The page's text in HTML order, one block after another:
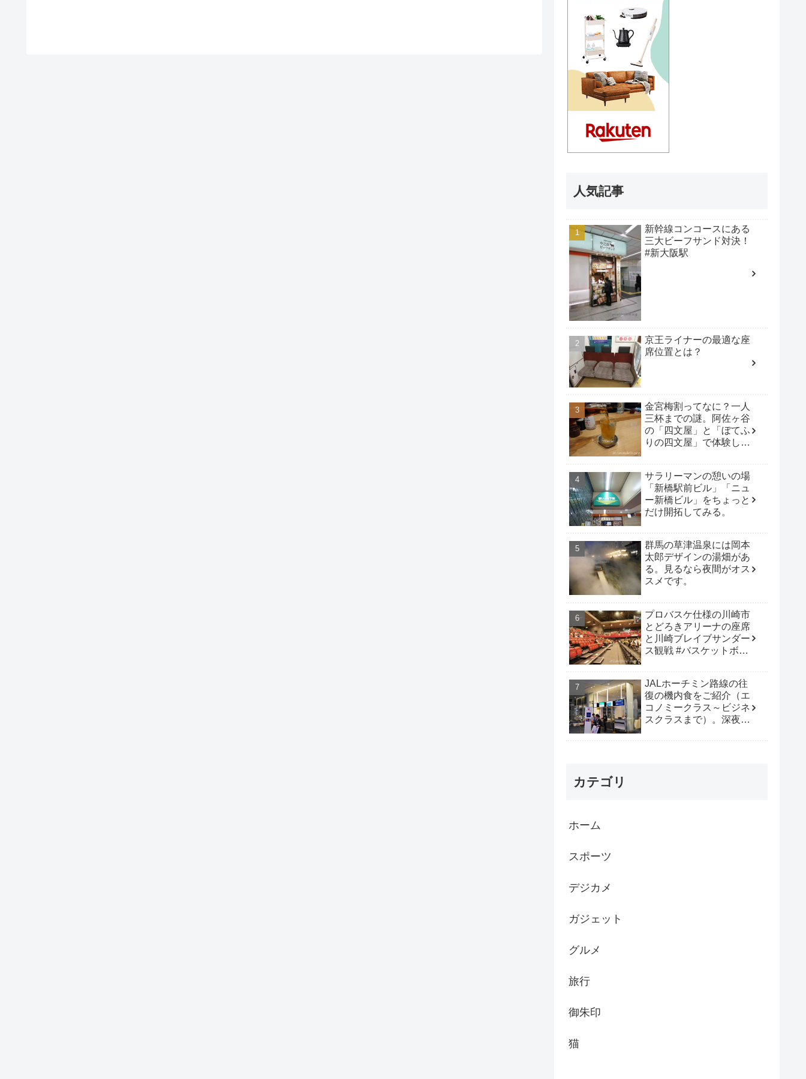
人気記事
新幹線コンコースにある
三大ビーフサンド対決！
#新大阪駅
京王ライナーの最適な座
席位置とは？
金宮梅割ってなに？一人
三杯までの謎。阿佐ヶ谷
の「四文屋」と「ぼてふ
りの四文屋」で体験して
サラリーマンの憩いの場
「新橋駅前ビル」「ニュ
ー新橋ビル」をちょっと
だけ開拓してみる。
群馬の草津温泉には岡本
太郎デザインの湯畑があ
る。見るなら夜間がオス
スメです。
プロバスケ仕様の川崎市
とどろきアリーナの座席
と川崎ブレイブサンダー
ス観戦 #バスケットボー
JALホーチミン路線の往
復の機内食をご紹介（エ
コノミークラス～ビジネ
スクラスまで）。深夜便
カテゴリ
ホーム
スポーツ
デジカメ
ガジェット
グルメ
旅行
御朱印
猫